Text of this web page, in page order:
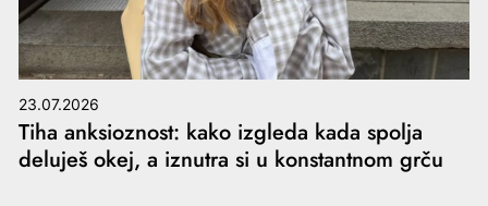
23.07.2026
Tiha anksioznost: kako izgleda kada spolja
deluješ okej, a iznutra si u konstantnom grču